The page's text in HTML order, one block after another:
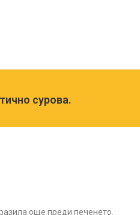
сурова.
още преди печенето.